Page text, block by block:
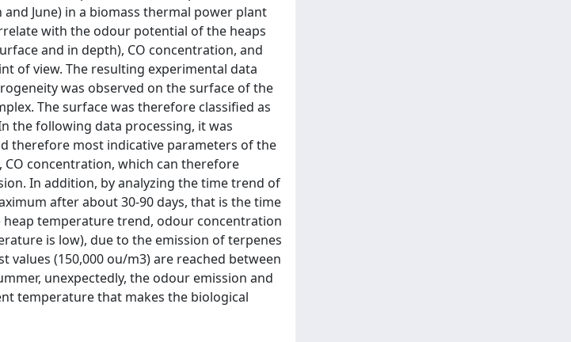
June) in a biomass thermal power plant
with the odour potential of the heaps
and in depth), CO concentration, and
of view. The resulting experimental data
was observed on the surface of the
The surface was therefore classified as
the following data processing, it was
therefore most indicative parameters of the
concentration, which can therefore
In addition, by analyzing the time trend of
after about 30-90 days, that is the time
temperature trend, odour concentration
is low), due to the emission of terpenes
(150,000 ou/m3) are reached between
unexpectedly, the odour emission and
temperature that makes the biological